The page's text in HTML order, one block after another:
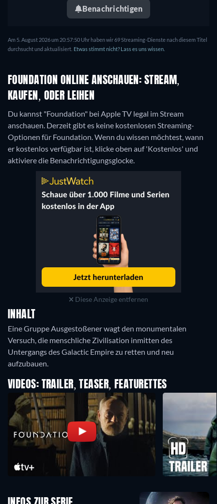
Benachrichtigen
Am 5. August 2026 um 20:57:50 Uhr haben wir 69 Streaming-Dienste nach diesem Titel
durchsucht und aktualisiert. Etwas stimmt nicht? Lass es uns wissen.
FOUNDATION ONLINE ANSCHAUEN: STREAM,
KAUFEN, ODER LEIHEN
Du kannst "Foundation" bei Apple TV legal im Stream
anschauen. Derzeit gibt es keine kostenlosen Streaming-
Optionen für Foundation. Wenn du wissen möchtest, wann
er kostenlos verfügbar ist, klicke oben auf 'Kostenlos' und
aktiviere die Benachrichtigungsglocke.
Diese Anzeige entfernen
INHALT
Eine Gruppe Ausgestoßener wagt den monumentalen
Versuch, die menschliche Zivilisation inmitten des
Untergangs des Galactic Empire zu retten und neu
aufzubauen.
VIDEOS: TRAILER, TEASER, FEATURETTES